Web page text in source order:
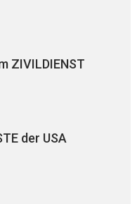
ZIVILDIENST
der USA